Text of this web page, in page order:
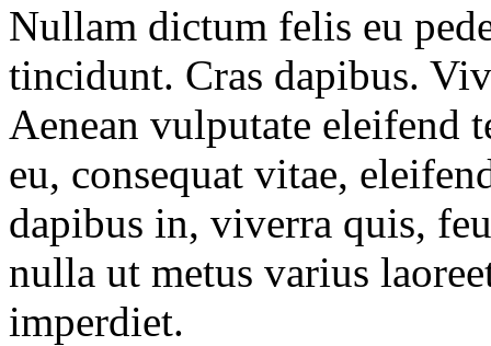
Nullam dictum felis eu
tincidunt. Cras dapibus.
Aenean vulputate eleifend
eu, consequat vitae,
dapibus in, viverra quis,
nulla ut metus varius
imperdiet.